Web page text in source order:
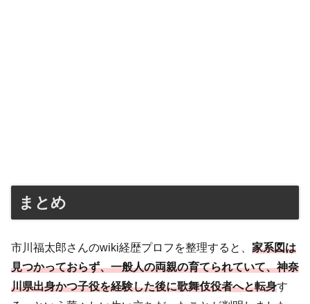
まとめ
市川福太郎さんのwiki経歴プロフを整理すると、 家系図は
見つかっておらず、一般人の両親の育てられていて、神奈
川県出身かつ子役を経験した後に歌舞伎役者へと転身す